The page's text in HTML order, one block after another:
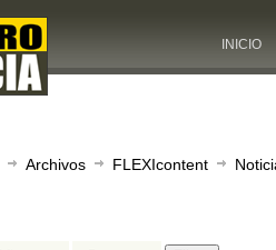
INICIO
Archivos FLEXIcontent